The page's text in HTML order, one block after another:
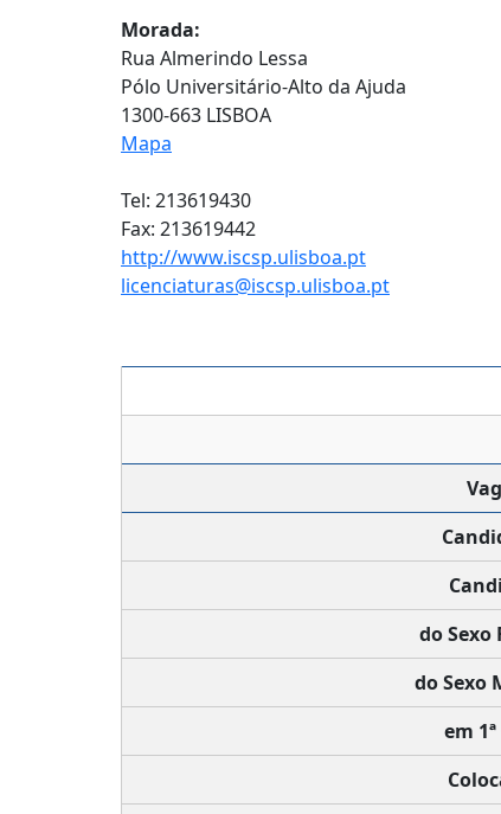
Morada:
Rua Almerindo Lessa
Pólo Universitário-Alto da Ajuda
1300-663 LISBOA
Mapa
Tel: 213619430
Fax: 213619442
http://www.iscsp.ulisboa.pt
licenciaturas@iscsp.ulisboa.pt
do Sexo
do Sexo
em